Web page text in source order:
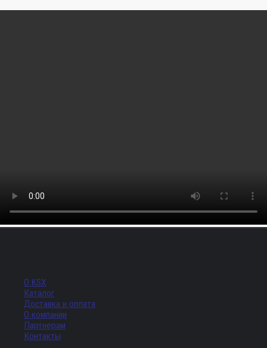
О KSX
Каталог
Доставка и оплата
О компании
Партнерам
Контакты